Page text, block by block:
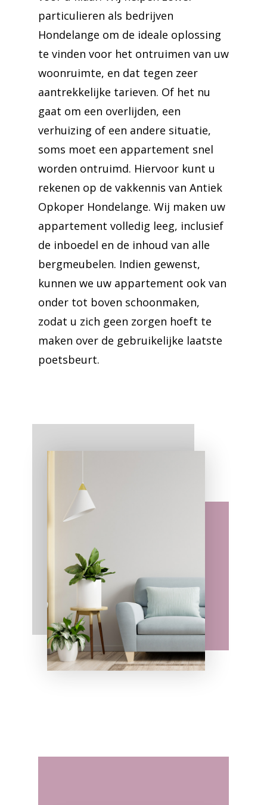
particulieren als bedrijven
Hondelange om de ideale oplossing
te vinden voor het ontruimen van uw
woonruimte, en dat tegen zeer
aantrekkelijke tarieven. Of het nu
gaat om een overlijden, een
verhuizing of een andere situatie,
soms moet een appartement snel
worden ontruimd. Hiervoor kunt u
rekenen op de vakkennis van Antiek
Opkoper Hondelange. Wij maken uw
appartement volledig leeg, inclusief
de inboedel en de inhoud van alle
bergmeubelen. Indien gewenst,
kunnen we uw appartement ook van
onder tot boven schoonmaken,
zodat u zich geen zorgen hoeft te
maken over de gebruikelijke laatste
poetsbeurt.